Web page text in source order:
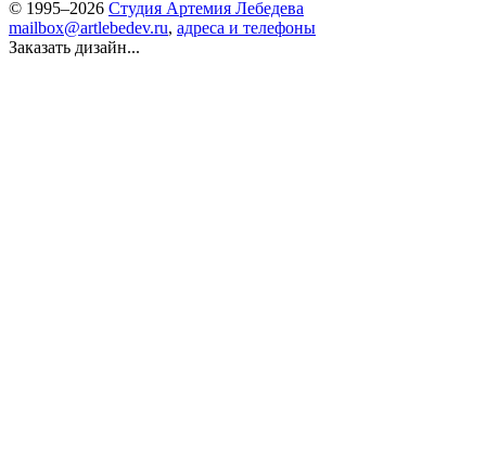
© 1995–2026 Студия Артемия Лебедева
mailbox@artlebedev.ru, адреса и телефоны
Заказать дизайн...